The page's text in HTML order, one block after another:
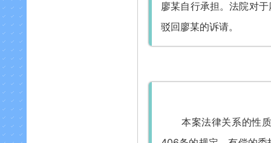
廖某自行承担。法院对
驳回廖某的诉请。
本案法律关系的性